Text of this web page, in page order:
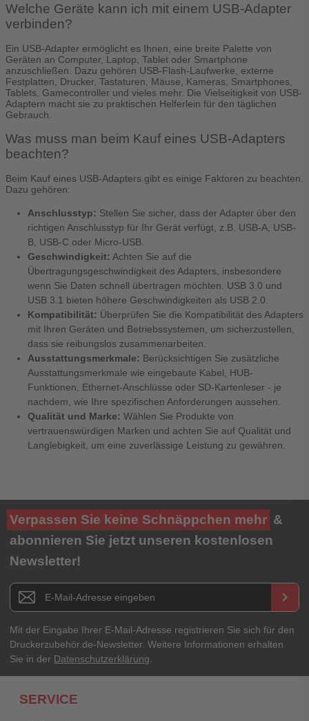
Welche Geräte kann ich mit einem USB-Adapter
verbinden?
Ein USB-Adapter ermöglicht es Ihnen, eine breite Palette von
Geräten an Computer, Laptop, Tablet oder Smartphone
anzuschließen. Dazu gehören USB-Flash-Laufwerke, externe
Festplatten, Drucker, Tastaturen, Mäuse, Kameras, Smartphones,
Tablets, Gamecontroller und vieles mehr. Die Vielseitigkeit von USB-
Adaptern macht sie zu praktischen Helferlein für den täglichen
Gebrauch.
Was muss man beim Kauf eines USB-Adapters
beachten?
Beim Kauf eines USB-Adapters gibt es einige Faktoren zu beachten.
Dazu gehören:
Anschlusstyp: Stellen Sie sicher, dass der Adapter über den
richtigen Anschlusstyp für Ihr Gerät verfügt, z.B. USB-A, USB-
B, USB-C oder Micro-USB.
Geschwindigkeit: Achten Sie auf die
Übertragungsgeschwindigkeit des Adapters, insbesondere
wenn Sie Daten schnell übertragen möchten. USB 3.0 und
USB 3.1 bieten höhere Geschwindigkeiten als USB 2.0.
Kompatibilität: Überprüfen Sie die Kompatibilität des Adapters
mit Ihren Geräten und Betriebssystemen, um sicherzustellen,
dass sie reibungslos zusammenarbeiten.
Ausstattungsmerkmale: Berücksichtigen Sie zusätzliche
Ausstattungsmerkmale wie eingebaute Kabel, HUB-
Funktionen, Ethernet-Anschlüsse oder SD-Kartenleser - je
nachdem, wie Ihre spezifischen Anforderungen aussehen.
Qualität und Marke: Wählen Sie Produkte von
vertrauenswürdigen Marken und achten Sie auf Qualität und
Langlebigkeit, um eine zuverlässige Leistung zu gewähren.
Verpassen Sie keine Schnäppchen mehr &
abonnieren Sie jetzt unseren kostenlosen
Newsletter!
Newsletter E-Mail Adresse keyboard_arrow_right
Mit der Eingabe Ihrer E-Mail-Adresse registrieren Sie sich für den
Druckerzubehör.de-Newsletter. Weitere Informationen erhalten
Sie in der Datenschutzerklärung
SERVICE